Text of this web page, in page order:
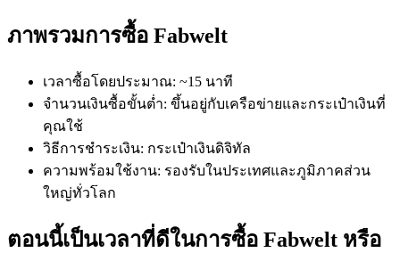
ฟิวเจอร์ส COIN-M
ฟิวเจอร์สสกุลเงินดิจิทัล
TradFi
อนุพันธ์ของหุ้น ฟอเร็กซ์ โลหะมีค่า และสินค้าโภคภัณฑ์
ภาพรวมการซื้อ Fabwelt
เวลาซื้อโดยประมาณ: ~15 นาที
จำนวนเงินซื้อขั้นต่ำ: ขึ้นอยู่กับเครือข่ายและกระเป๋าเงินที่
คุณใช้
วิธีการชำระเงิน: กระเป๋าเงินดิจิทัล
ความพร้อมใช้งาน: รองรับในประเทศและภูมิภาคส่วน
ใหญ่ทั่วโลก
ตอนนี้เป็นเวลาที่ดีในการซื้อ Fabwelt หรือ